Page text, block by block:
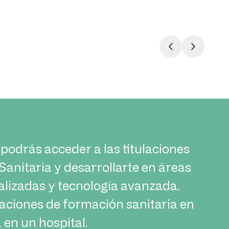
acceder a las titulaciones
y desarrollarte en áreas
y tecnología avanzada.
de formación sanitaria en
un hospital.